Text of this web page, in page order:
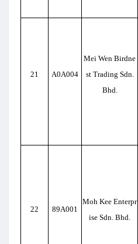
21 A0A004
Mei Wen Birdne
st Trading Sdn.
Bhd.
22 89A001
Moh Kee Enterpr
ise Sdn. Bhd.